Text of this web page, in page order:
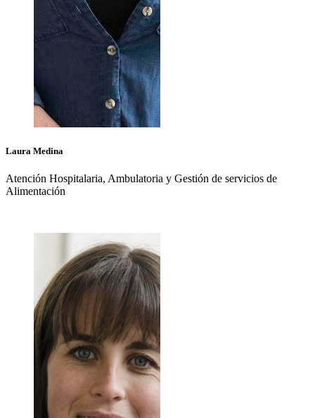
Laura Medina
Atención Hospitalaria, Ambulatoria y Gestión de servicios de
Alimentación